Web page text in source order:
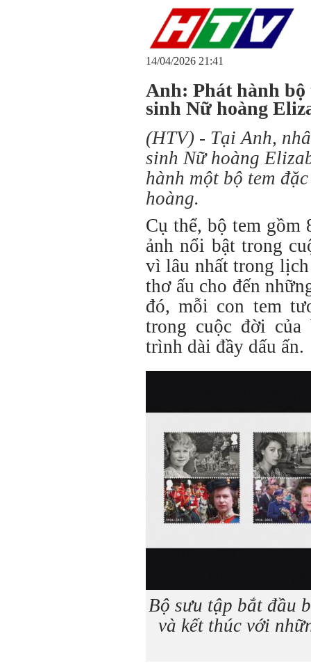
14/04/2026 21:41
Anh: Phát hành bộ
sinh Nữ hoàng
(HTV) - Tại Anh,
sinh Nữ hoàng
hành một bộ tem
hoàng.
Cụ thể, bộ tem
ảnh nổi bật trong
vì lâu nhất trong
thơ ấu cho đến
đó, mỗi con tem
trong cuộc đời của
trình dài đầy dấu ấn.
Bộ sưu tập bắt đầu
và kết thúc với